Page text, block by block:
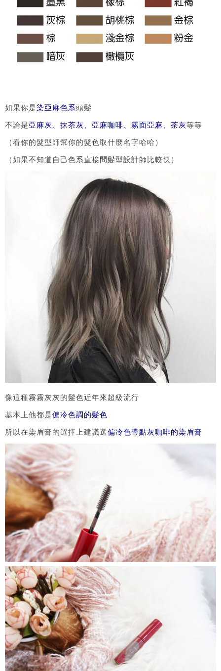
如果你是染亞麻色系頭髮
不論是亞麻灰、抹茶灰、亞麻咖啡、霧面亞麻、茶灰等等
（看你的髮型師幫你的髮色取什麼名字哈哈）
（如果不知道自己色系直接問髮型設計師比較快）
像這種霧霧灰灰的髮色近年來超級流行
基本上他都是偏冷色調的髮色
所以在染眉膏的選擇上建議選偏冷色帶點灰咖啡的染眉膏